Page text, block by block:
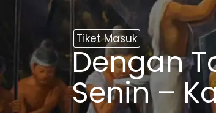
Tiket Masuk
Dengan
Senin –